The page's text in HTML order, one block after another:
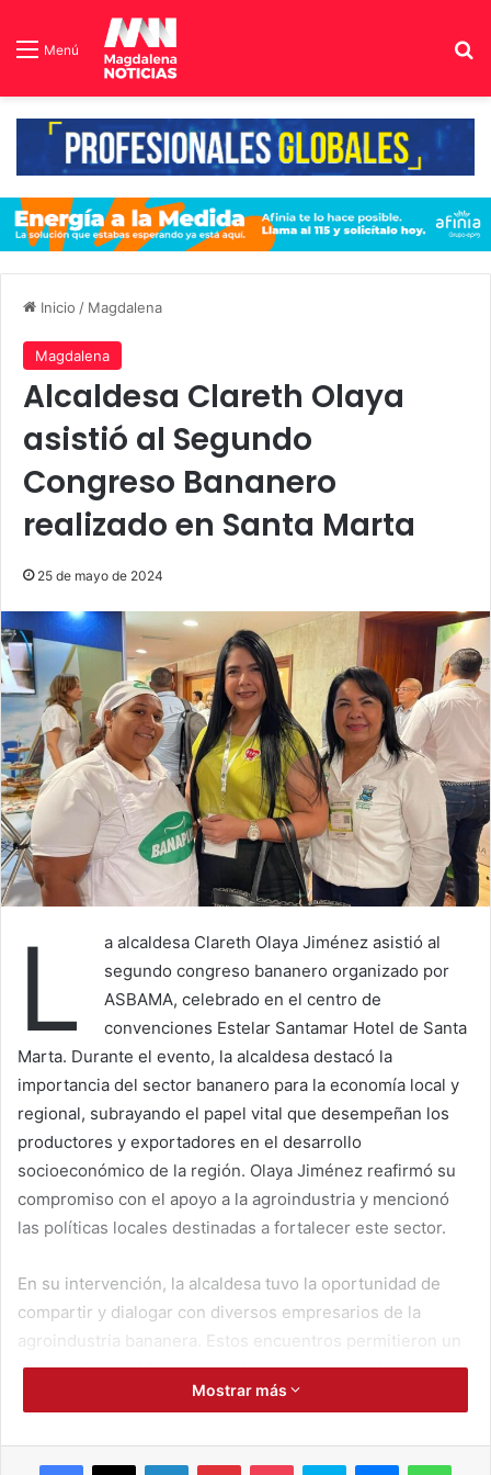
Menú
Inicio / Magdalena
Magdalena
Alcaldesa Clareth Olaya
asistió al Segundo
Congreso Bananero
realizado en Santa Marta
25 de mayo de 2024
L
a alcaldesa Clareth Olaya Jiménez asistió al
segundo congreso bananero organizado por
ASBAMA, celebrado en el centro de
convenciones Estelar Santamar Hotel de Santa
Marta. Durante el evento, la alcaldesa destacó la
importancia del sector bananero para la economía local y
regional, subrayando el papel vital que desempeñan los
productores y exportadores en el desarrollo
socioeconómico de la región. Olaya Jiménez reafirmó su
compromiso con el apoyo a la agroindustria y mencionó
las políticas locales destinadas a fortalecer este sector.
En su intervención, la alcaldesa tuvo la oportunidad de
compartir y dialogar con diversos empresarios de la
agroindustria bananera. Estos encuentros permitieron un
intercambio de ideas y experiencias, así como la
exploración de posibles colaboraciones y proyectos
Mostrar más